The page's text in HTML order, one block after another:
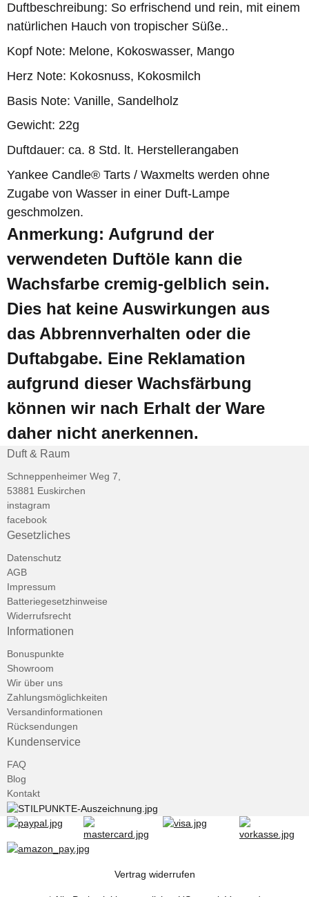
Duftbeschreibung: So erfrischend und rein, mit einem
natürlichen Hauch von tropischer Süße..
Kopf Note: Melone, Kokoswasser, Mango
Herz Note: Kokosnuss, Kokosmilch
Basis Note: Vanille, Sandelholz
Gewicht: 22g
Duftdauer: ca. 8 Std. lt. Herstellerangaben
Yankee Candle® Tarts / Waxmelts werden ohne
Zugabe von Wasser in einer Duft-Lampe
geschmolzen.
Anmerkung: Aufgrund der
verwendeten Duftöle kann die
Wachsfarbe cremig-gelblich sein.
Dies hat keine Auswirkungen aus
das Abbrennverhalten oder die
Duftabgabe. Eine Reklamation
aufgrund dieser Wachsfärbung
können wir nach Erhalt der Ware
daher nicht anerkennen.
Duft & Raum
Schneppenheimer Weg 7,
53881 Euskirchen
instagram
facebook
Gesetzliches
Datenschutz
AGB
Impressum
Batteriegesetzhinweise
Widerrufsrecht
Informationen
Bonuspunkte
Showroom
Wir über uns
Zahlungsmöglichkeiten
Versandinformationen
Rücksendungen
Kundenservice
FAQ
Blog
Kontakt
Vertrag widerrufen